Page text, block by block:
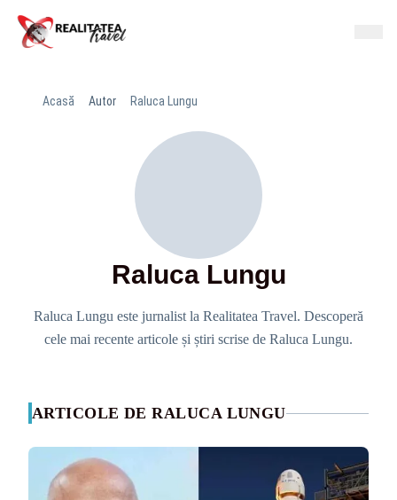
Acasă Autor Raluca Lungu
Raluca Lungu
Raluca Lungu este jurnalist la Realitatea Travel. Descoperă
cele mai recente articole și știri scrise de Raluca Lungu.
ARTICOLE DE RALUCA LUNGU